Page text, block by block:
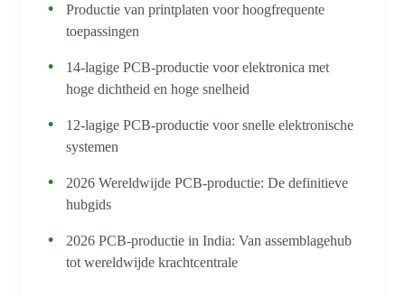
Productie van printplaten voor hoogfrequente
toepassingen
14-lagige PCB-productie voor elektronica met
hoge dichtheid en hoge snelheid
12-lagige PCB-productie voor snelle elektronische
systemen
2026 Wereldwijde PCB-productie: De definitieve
hubgids
2026 PCB-productie in India: Van assemblagehub
tot wereldwijde krachtcentrale